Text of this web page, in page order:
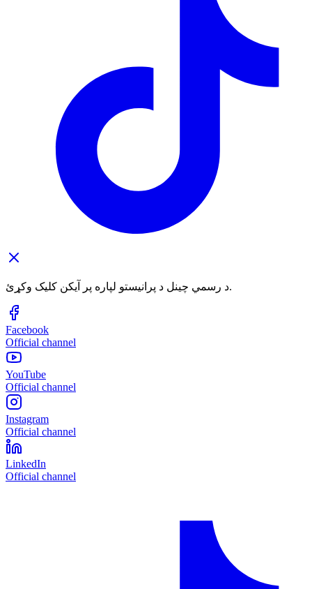
د رسمي چینل د پرانیستو لپاره پر آیکن کلیک وکړئ.
Facebook
Official channel
YouTube
Official channel
Instagram
Official channel
LinkedIn
Official channel